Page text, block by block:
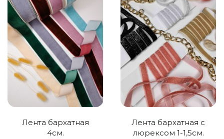
Лента бархатная
4см.
Лента бархатная с
люрексом 1-1,5см.